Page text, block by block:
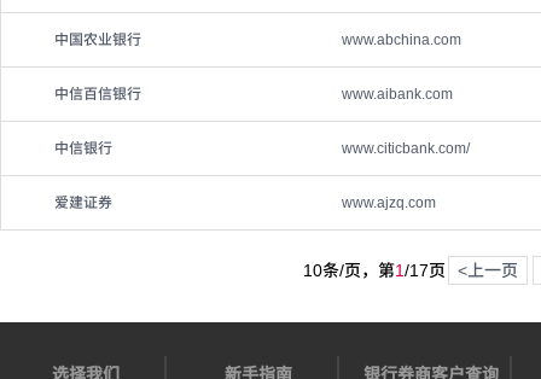
中国农业银行 www.abchina.com
中信百信银行 www.aibank.com
中信银行 www.citicbank.com/
爱建证券 www.ajzq.com
10条/页，第1/17页 <上一页
选择我们 新手指南 银行券商客户查询